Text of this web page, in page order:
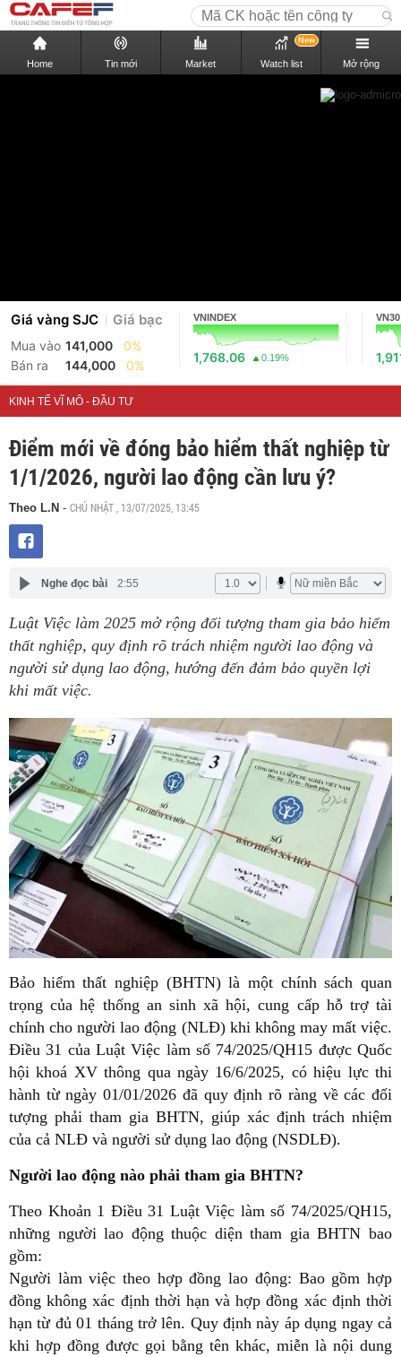
Home Tin mới Market Watch list
New
Mở rộng
Giá vàng SJC Giá bạc
Mua vào 141,000
0%
Bán ra
144,000 0%
VNINDEX
1,768.06 0.19%
VN30
KINH TẾ VĨ MÔ - ĐẦU TƯ
Điểm mới về đóng bảo hiểm thất nghiệp từ
1/1/2026, người lao động cần lưu ý?
Theo L.N - CHỦ NHẬT , 13/07/2025, 13:45
Nghe đọc bài 2:55
Luật Việc làm 2025 mở rộng đối tượng tham gia bảo hiểm
thất nghiệp, quy định rõ trách nhiệm người lao động và
người sử dụng lao động, hướng đến đảm bảo quyền lợi
khi mất việc.
Bảo hiểm thất nghiệp (BHTN) là một chính sách quan
trọng của hệ thống an sinh xã hội, cung cấp hỗ trợ tài
chính cho người lao động (NLĐ) khi không may mất việc.
Điều 31 của Luật Việc làm số 74/2025/QH15 được Quốc
hội khoá XV thông qua ngày 16/6/2025, có hiệu lực thi
hành từ ngày 01/01/2026 đã quy định rõ ràng về các đối
tượng phải tham gia BHTN, giúp xác định trách nhiệm
của cả NLĐ và người sử dụng lao động (NSDLĐ).
Người lao động nào phải tham gia BHTN?
Theo Khoản 1 Điều 31 Luật Việc làm số 74/2025/QH15,
những người lao động thuộc diện tham gia BHTN bao
gồm:
Người làm việc theo hợp đồng lao động: Bao gồm hợp
đồng không xác định thời hạn và hợp đồng xác định thời
hạn từ đủ 01 tháng trở lên. Quy định này áp dụng ngay cả
khi hợp đồng được gọi bằng tên khác, miễn là nội dung